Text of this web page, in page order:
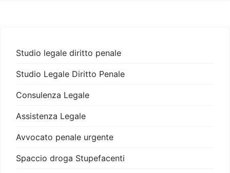
Studio legale diritto penale
Studio Legale Diritto Penale
Consulenza Legale
Assistenza Legale
Avvocato penale urgente
Spaccio droga Stupefacenti